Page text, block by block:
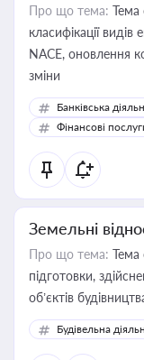
Про що тема: Тема
класифікації видів
NACE, оновлення
зміни
Банківська
Фінансові
Земельні
Про що тема: Тема
підготовки,
об’єктів
Будівельна